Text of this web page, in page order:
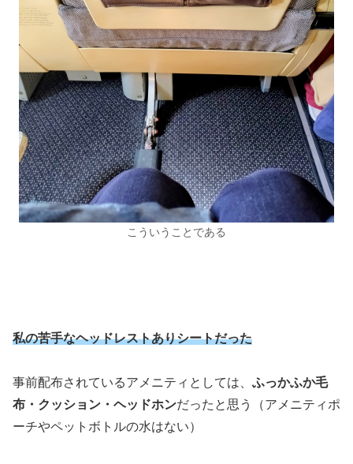
こういうことである
私の苦手なヘッドレストありシートだった
事前配布されているアメニティとしては、 ふっかふか毛
布・クッション・ヘッドホンだったと思う（アメニティポ
ーチやペットボトルの水はない）